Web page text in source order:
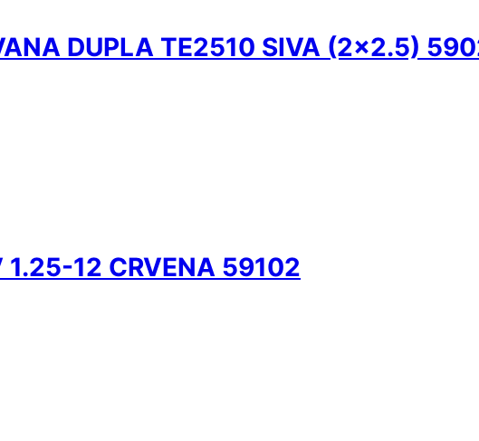
DUPLA TE2510 SIVA (2×2.5)
1.25-12 CRVENA 59102